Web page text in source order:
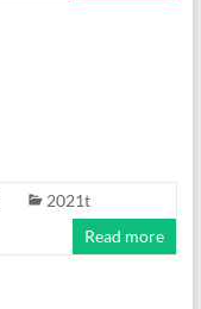
2021t
Read more